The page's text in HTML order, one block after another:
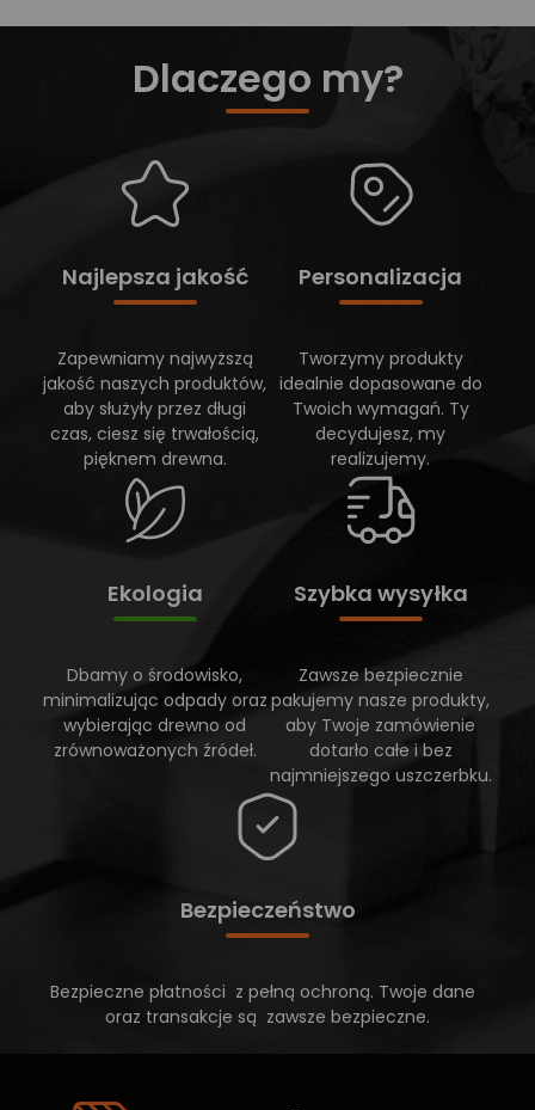
Dlaczego my?
Najlepsza jakość
Zapewniamy najwyższą
jakość naszych produktów,
aby służyły przez długi
czas, ciesz się trwałością,
pięknem drewna.
Personalizacja
Tworzymy produkty
idealnie dopasowane do
Twoich wymagań. Ty
decydujesz, my
realizujemy.
Ekologia
Dbamy o środowisko,
minimalizując odpady oraz
wybierając drewno od
zrównoważonych źródeł.
Szybka wysyłka
Zawsze bezpiecznie
pakujemy nasze produkty,
aby Twoje zamówienie
dotarło całe i bez
najmniejszego uszczerbku.
Bezpieczeństwo
Bezpieczne płatności z pełną ochroną. Twoje dane
oraz transakcje są zawsze bezpieczne.